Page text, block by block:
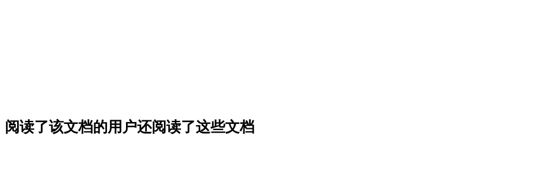
阅读了该文档的用户还阅读了这些文档